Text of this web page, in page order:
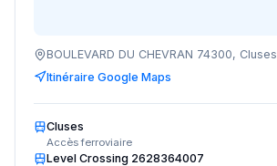
BOULEVARD DU CHEVRAN 74300, Cluses
Itinéraire Google Maps
Cluses
Accès ferroviaire
Level Crossing 2628364007